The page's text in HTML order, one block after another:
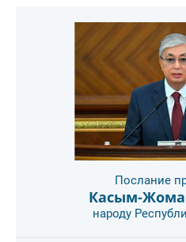
Послание
Касым-
народу